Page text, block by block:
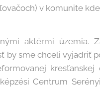
v komunite
aktérmi územia.
sme chceli vyjadriť
Centrum